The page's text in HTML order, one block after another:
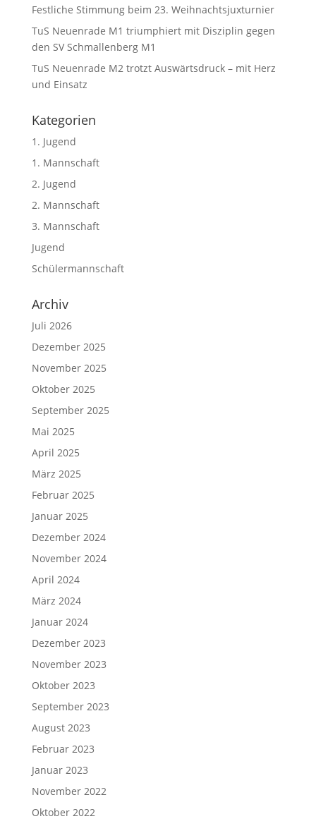
Festliche Stimmung beim 23. Weihnachtsjuxturnier
TuS Neuenrade M1 triumphiert mit Disziplin gegen
den SV Schmallenberg M1
TuS Neuenrade M2 trotzt Auswärtsdruck – mit Herz
und Einsatz
Kategorien
1. Jugend
1. Mannschaft
2. Jugend
2. Mannschaft
3. Mannschaft
Jugend
Schülermannschaft
Archiv
Juli 2026
Dezember 2025
November 2025
Oktober 2025
September 2025
Mai 2025
April 2025
März 2025
Februar 2025
Januar 2025
Dezember 2024
November 2024
April 2024
März 2024
Januar 2024
Dezember 2023
November 2023
Oktober 2023
September 2023
August 2023
Februar 2023
Januar 2023
November 2022
Oktober 2022